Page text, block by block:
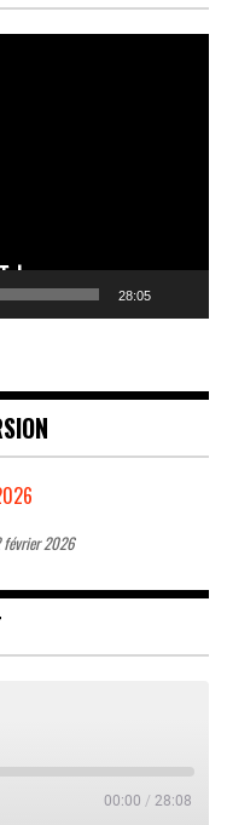
28:05
février 2026
00:00 / 28:08